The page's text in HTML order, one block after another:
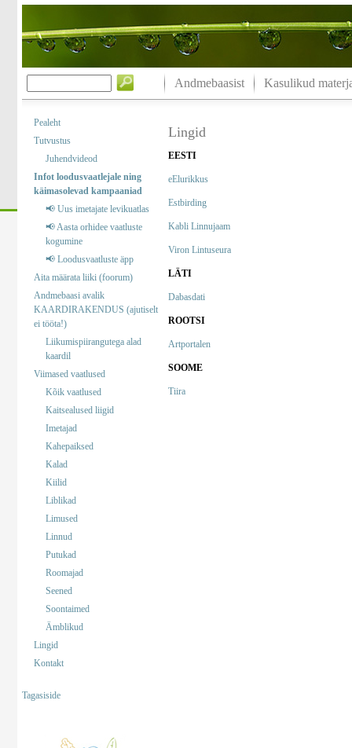
Andmebaasist Kasulikud
Pealeht
Tutvustus
Juhendvideod
Infot loodusvaatlejale ning
käimasolevad kampaaniad
📢 Uus imetajate levikuatlas
📢 Aasta orhidee vaatluste
kogumine
📢 Loodusvaatluste äpp
Aita määrata liiki (foorum)
Andmebaasi avalik
KAARDIRAKENDUS (ajutiselt
ei tööta!)
Liikumispiirangutega alad
kaardil
Viimased vaatlused
Kõik vaatlused
Kaitsealused liigid
Imetajad
Kahepaiksed
Kalad
Kiilid
Liblikad
Limused
Linnud
Putukad
Roomajad
Seened
Soontaimed
Ämblikud
Lingid
Kontakt
Tagasiside
Lingid
EESTI
eElurikkus
Estbirding
Kabli Linnujaam
Viron Lintuseura
LÄTI
Dabasdati
ROOTSI
Artportalen
SOOME
Tiira